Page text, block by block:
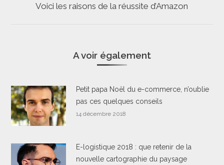
Onglet
Voici les raisons de la réussite d’Amazon
A voir également
Petit papa Noël du e-commerce, n’oublie
pas ces quelques conseils
14 décembre 2018
E-logistique 2018 : que retenir de la
nouvelle cartographie du paysage